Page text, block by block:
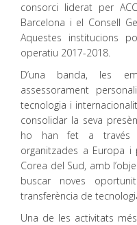
consorci liderat per
Barcelona i el Consell
Aquestes institucions
operatiu 2017-2018.
D’una banda, les
assessorament
tecnologia i
consolidar la seva
ho han fet a través
organitzades a Europa i
Corea del Sud, amb
buscar noves
transferència de
Una de les activitats